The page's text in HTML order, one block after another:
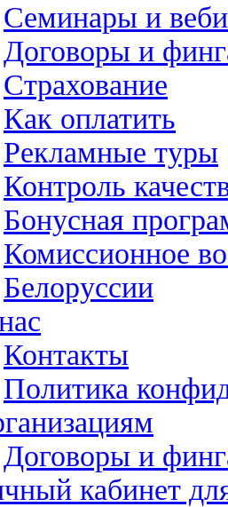
Семинары и
Договоры и
Страхование
Как оплатить
Рекламные туры
Контроль
Бонусная
Комиссионное
Белоруссии
Контакты
Политика
Договоры и
кабинет